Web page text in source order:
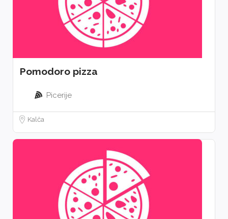
Pomodoro pizza
Picerije
Kalča